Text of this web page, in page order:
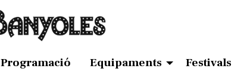
Programació Equipaments Festivals